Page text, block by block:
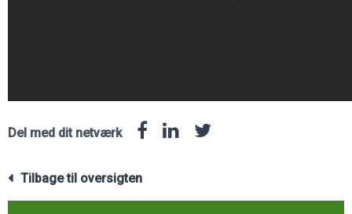
Del med dit netværk
Tilbage til oversigten